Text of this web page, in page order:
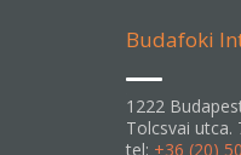
Budafoki
1222
Tolcsvai utca.
tel: +36 (20)